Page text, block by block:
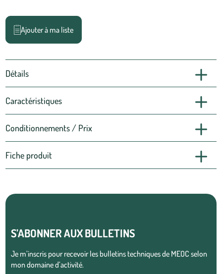
Ajouter à ma liste
Détails
Caractéristiques
Conditionnements / Prix
Fiche produit
S’ABONNER AUX BULLETINS
Je m’inscris pour recevoir les bulletins techniques de MEOC selon
mon domaine d’activité.